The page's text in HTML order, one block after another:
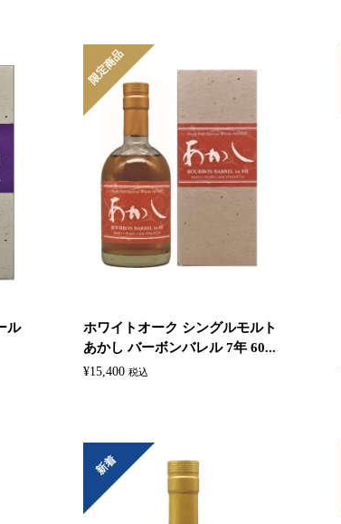
ル
限定商品
ホワイトオーク シングルモルト
あかし バーボンバレル 7年 60...
¥15,400 税込
新着